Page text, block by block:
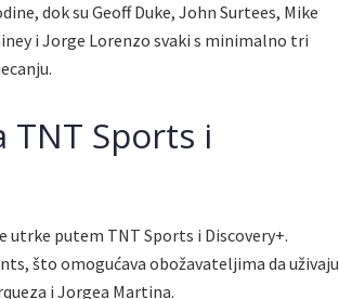
dok su Geoff Duke, John Surtees, Mike
i Jorge Lorenzo svaki s minimalno tri
TNT Sports i
utrke putem TNT Sports i Discovery+.
što omogućava obožavateljima da uživaju
i Jorgea Martina.